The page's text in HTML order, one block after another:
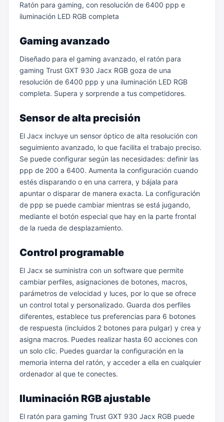
Ratón para gaming, con resolución de 6400 ppp e
iluminación LED RGB completa
Gaming avanzado
Diseñado para el gaming avanzado, el ratón para
gaming Trust GXT 930 Jacx RGB goza de una
resolución de 6400 ppp y una iluminación LED RGB
completa. Supera y sorprende a tus competidores.
Sensor de alta precisión
El Jacx incluye un sensor óptico de alta resolución con
seguimiento avanzado, lo que facilita el trabajo preciso.
Se puede configurar según las necesidades: definir las
ppp de 200 a 6400. Aumenta la configuración cuando
estés disparando o en una carrera, y bájala para
apuntar o disparar de manera exacta. La configuración
de ppp se puede cambiar mientras se está jugando,
mediante el botón especial que hay en la parte frontal
de la rueda de desplazamiento.
Control programable
El Jacx se suministra con un software que permite
cambiar perfiles, asignaciones de botones, macros,
parámetros de velocidad y luces, por lo que se ofrece
un control total y personalizado. Guarda dos perfiles
diferentes, establece tus preferencias para 6 botones
de respuesta (incluidos 2 botones para pulgar) y crea y
asigna macros. Puedes realizar hasta 60 acciones con
un solo clic. Puedes guardar la configuración en la
memoria interna del ratón, y acceder a ella en cualquier
ordenador al que te conectes.
Iluminación RGB ajustable
El ratón para gaming Trust GXT 930 Jacx RGB puede